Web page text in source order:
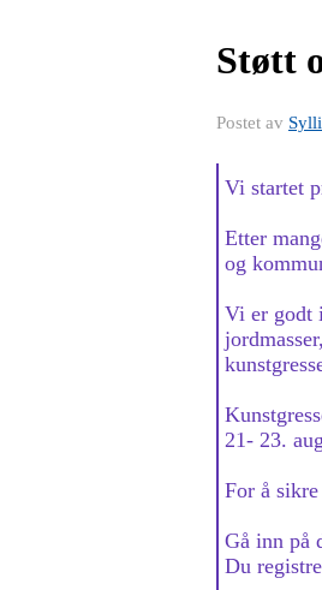
Støtt
Postet av
Vi startet
Etter
og
Vi er godt
21- 23.
For å
Gå inn på
Du